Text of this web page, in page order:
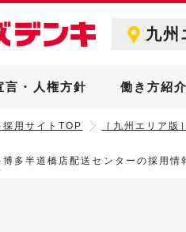
九州
言・人権方針 働き方紹
用サイトTOP ［九州エリア
多半道橋店配送センターの採用情